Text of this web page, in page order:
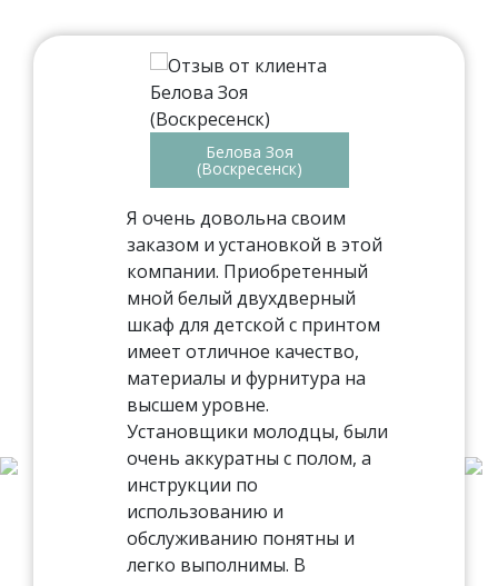
Белова Зоя
(Воскресенск)
Я очень довольна своим
заказом и установкой в этой
компании. Приобретенный
мной белый двухдверный
шкаф для детской с принтом
имеет отличное качество,
материалы и фурнитура на
высшем уровне.
Установщики молодцы, были
очень аккуратны с полом, а
инструкции по
использованию и
обслуживанию понятны и
легко выполнимы. В